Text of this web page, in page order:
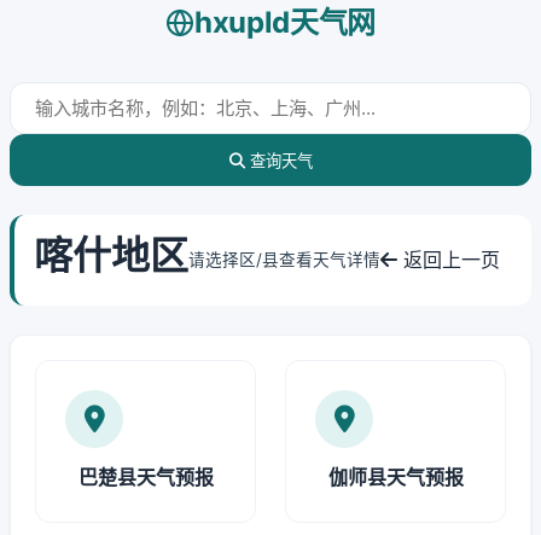
hxupld天气网
查询天气
喀什地区请选择区/县查看天气详情 返回上一页
巴楚县天气预报 伽师县天气预报